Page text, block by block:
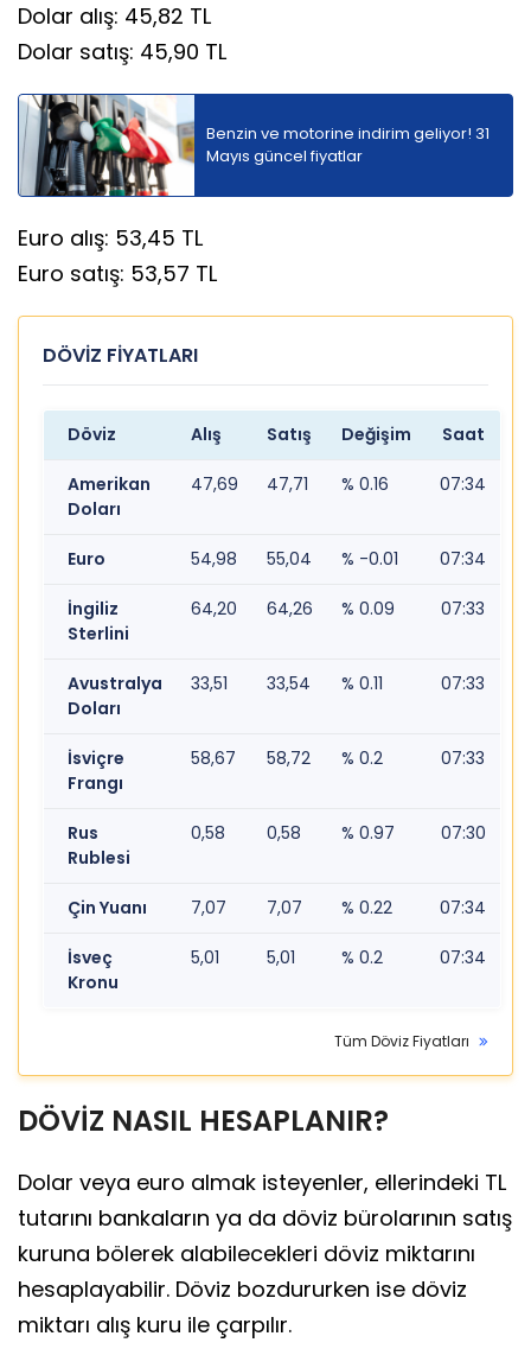
Dolar alış: 45,82 TL
Dolar satış: 45,90 TL
Benzin ve motorine indirim geliyor! 31
Mayıs güncel fiyatlar
Euro alış: 53,45 TL
Euro satış: 53,57 TL
DÖVİZ FİYATLARI
Döviz Alış Satış Değişim Saat
Amerikan
Doları
47,69 47,71 % 0.16 07:34
Euro 54,98 55,04 % -0.01 07:34
İngiliz
Sterlini
64,20 64,26 % 0.09 07:33
Avustralya
Doları
33,51 33,54 % 0.11 07:33
İsviçre
Frangı
58,67 58,72 % 0.2 07:33
Rus
Rublesi
0,58 0,58 % 0.97 07:30
Çin Yuanı 7,07 7,07 % 0.22 07:34
İsveç
Kronu
5,01 5,01 % 0.2 07:34
Tüm Döviz Fiyatları
DÖVİZ NASIL HESAPLANIR?
Dolar veya euro almak isteyenler, ellerindeki TL
tutarını bankaların ya da döviz bürolarının satış
kuruna bölerek alabilecekleri döviz miktarını
hesaplayabilir. Döviz bozdururken ise döviz
miktarı alış kuru ile çarpılır.